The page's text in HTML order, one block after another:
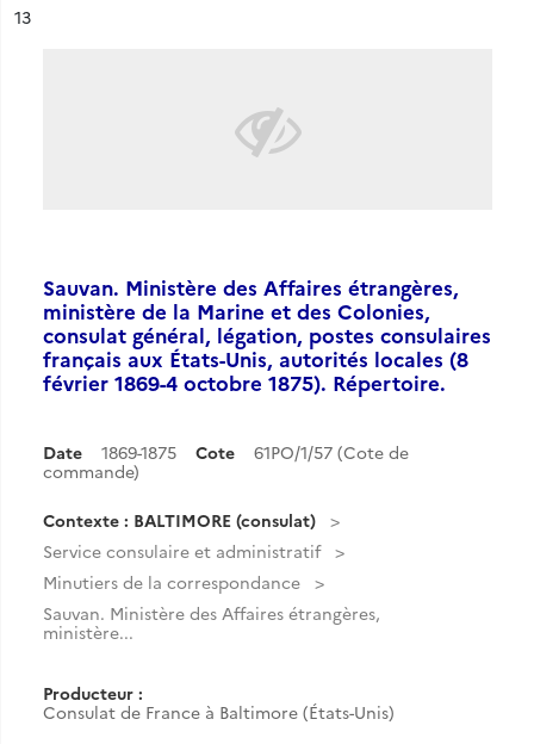
n°
13
Sauvan. Ministère des Affaires étrangères,
ministère de la Marine et des Colonies,
consulat général, légation, postes consulaires
français aux États-Unis, autorités locales (8
février 1869-4 octobre 1875). Répertoire.
Date 1869-1875 Cote
61PO/1/57 (Cote de
commande)
Contexte : BALTIMORE (consulat)
Service consulaire et administratif
Minutiers de la correspondance
Sauvan. Ministère des Affaires étrangères,
ministère...
Producteur :
Consulat de France à Baltimore (États-Unis)